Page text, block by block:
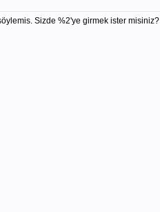
Sizde %2'ye girmek ister misiniz?